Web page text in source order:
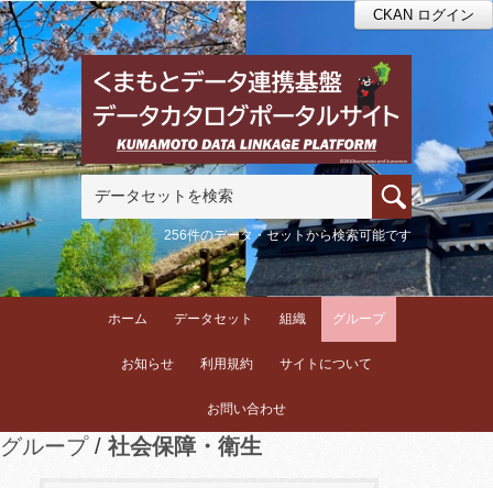
CKAN ログイン
256件のデータ・セットから検索可能です
ホーム データセット 組織 グループ
お知らせ 利用規約 サイトについて
お問い合わせ
グループ 社会保障・衛生